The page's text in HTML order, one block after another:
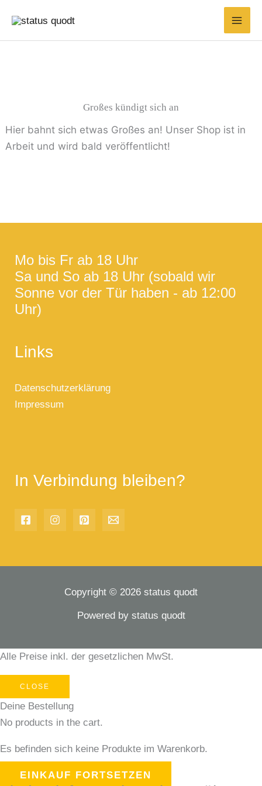
Inhalt
springen
Großes kündigt sich an
Hier bahnt sich etwas Großes an! Unser Shop ist in
Arbeit und wird bald veröffentlicht!
Mo bis Fr ab 18 Uhr
Sa und So ab 18 Uhr (sobald wir
Sonne vor der Tür haben - ab 12:00
Uhr)
Links
Datenschutzerklärung
Impressum
In Verbindung bleiben?
Copyright © 2026 status quodt
Powered by status quodt
Alle Preise inkl. der gesetzlichen MwSt.
CLOSE
Deine Bestellung
No products in the cart.
Es befinden sich keine Produkte im Warenkorb.
EINKAUF FORTSETZEN